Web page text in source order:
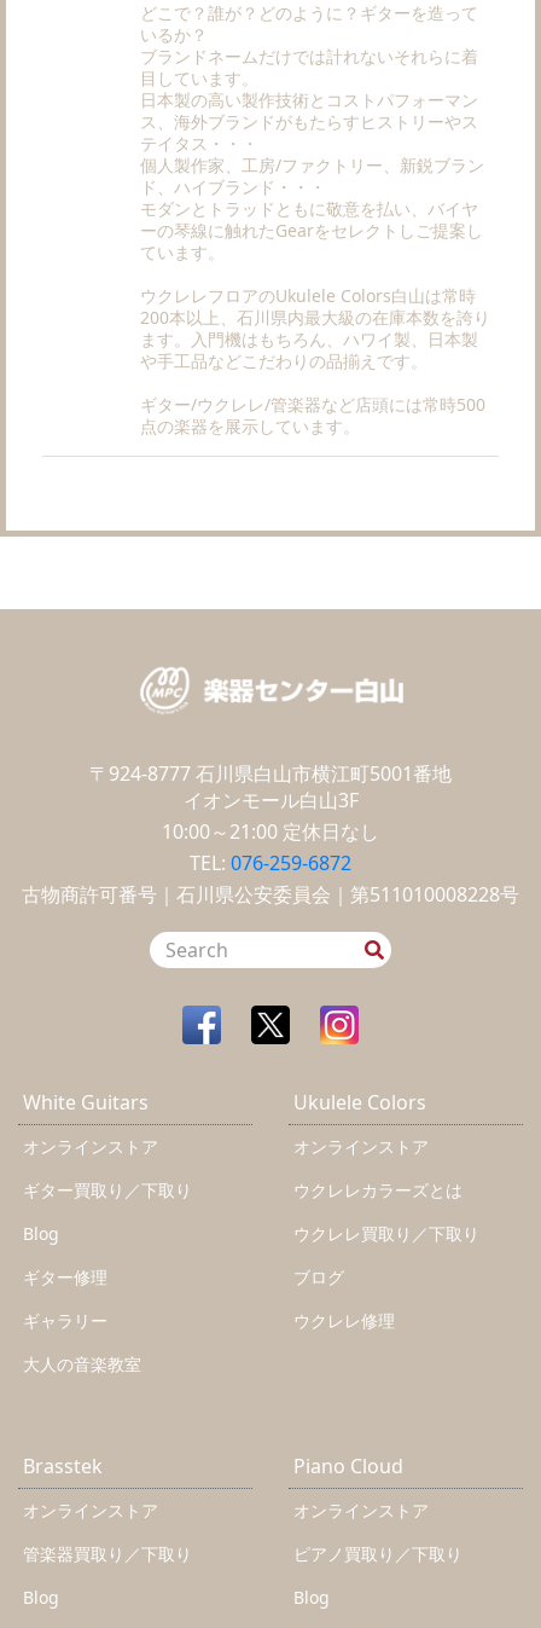
どこで？誰が？どのように？ギターを造って
いるか？
ブランドネームだけでは計れないそれらに着
目しています。
日本製の高い製作技術とコストパフォーマン
ス、海外ブランドがもたらすヒストリーやス
テイタス・・・
個人製作家、工房/ファクトリー、新鋭ブラン
ド、ハイブランド・・・
モダンとトラッドともに敬意を払い、バイヤ
ーの琴線に触れたGearをセレクトしご提案し
ています。
ウクレレフロアのUkulele Colors白山は常時
200本以上、石川県内最大級の在庫本数を誇り
ます。入門機はもちろん、ハワイ製、日本製
や手工品などこだわりの品揃えです。
ギター/ウクレレ/管楽器など店頭には常時500
点の楽器を展示しています。
〒924-8777石川県白山市横江町5001番地
イオンモール白山3F
10:00～21:00 定休日なし
TEL: 076-259-6872
古物商許可番号｜石川県公安委員会｜第511010008228号
White Guitars
オンラインストア
ギター買取り／下取り
Blog
ギター修理
ギャラリー
大人の音楽教室
Ukulele Colors
オンラインストア
ウクレレカラーズとは
ウクレレ買取り／下取り
ブログ
ウクレレ修理
Brasstek
オンラインストア
管楽器買取り／下取り
Blog
Piano Cloud
オンラインストア
ピアノ買取り／下取り
Blog